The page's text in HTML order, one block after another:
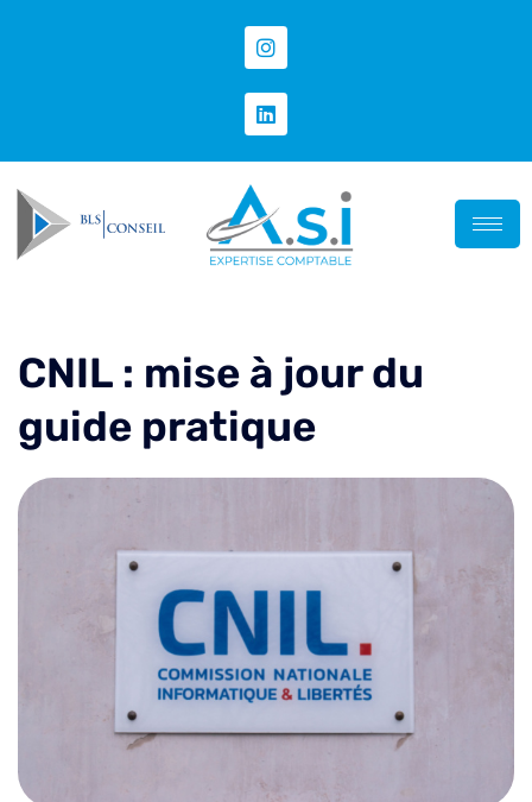
CNIL : mise à jour du
guide pratique